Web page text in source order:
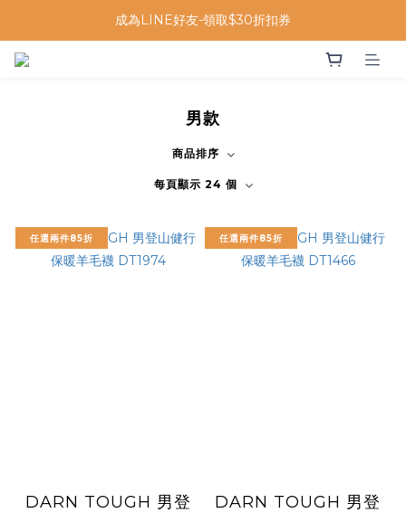
成為LINE好友-領取$30折扣券
男款
商品排序
每頁顯示 24 個
任選兩件85折
DARN TOUGH 男登
任選兩件85折
DARN TOUGH 男登